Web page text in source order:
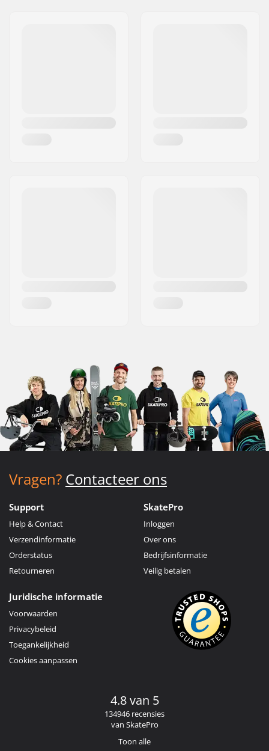
Vragen? Contacteer ons
Support
Help & Contact
Verzendinformatie
Orderstatus
Retourneren
SkatePro
Inloggen
Over ons
Bedrijfsinformatie
Veilig betalen
Juridische informatie
Voorwaarden
Privacybeleid
Toegankelijkheid
Cookies aanpassen
4.8 van 5
134946 recensies
van SkatePro
Toon alle